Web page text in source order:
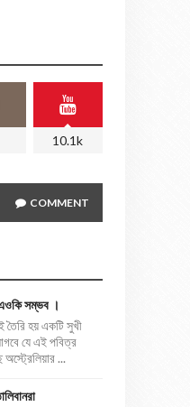
10.1k
COMMENT
এওকি সম্ভব ।
তৈরি হয় একটি সুখী
যে এই পবিত্র
...